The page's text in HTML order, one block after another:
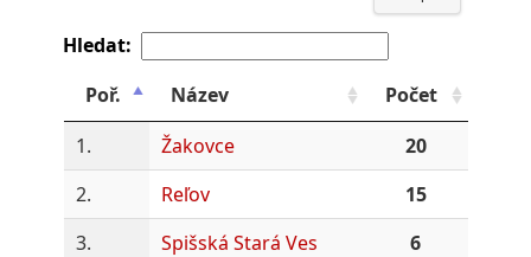
Hledat:
Poř.
Název
Počet
1.
Žakovce
20
2.
Reľov
15
3.
Spišská Stará Ves
6